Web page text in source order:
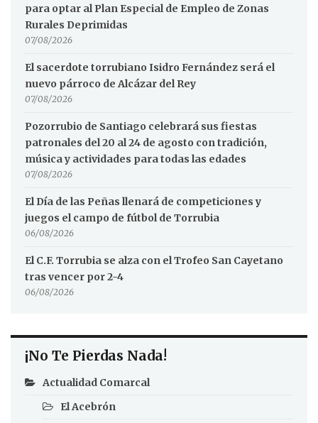
para optar al Plan Especial de Empleo de Zonas
Rurales Deprimidas
07/08/2026
El sacerdote torrubiano Isidro Fernández será el
nuevo párroco de Alcázar del Rey
07/08/2026
Pozorrubio de Santiago celebrará sus fiestas
patronales del 20 al 24 de agosto con tradición,
música y actividades para todas las edades
07/08/2026
El Día de las Peñas llenará de competiciones y
juegos el campo de fútbol de Torrubia
06/08/2026
El C.F. Torrubia se alza con el Trofeo San Cayetano
tras vencer por 2-4
06/08/2026
¡No Te Pierdas Nada!
Actualidad Comarcal
El Acebrón